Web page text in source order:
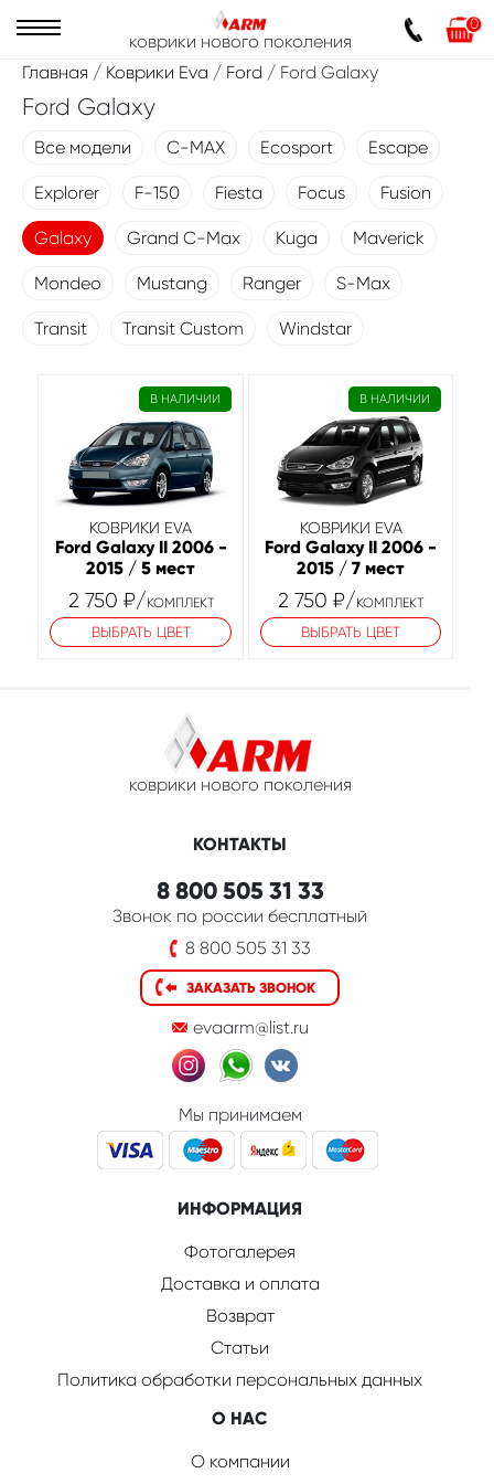
коврики нового поколения
0
Главная / Коврики Eva / Ford / Ford Galaxy
Ford Galaxy
Все модели C-MAX Ecosport Escape
Explorer F-150 Fiesta Focus Fusion
Galaxy Grand C-Max Kuga Maverick
Mondeo Mustang Ranger S-Max
Transit Transit Custom Windstar
В НАЛИЧИИ
КОВРИКИ EVA
Ford Galaxy II 2006 -
2015 / 5 мест
2 750 ₽/КОМПЛЕКТ
ВЫБРАТЬ ЦВЕТ
В НАЛИЧИИ
КОВРИКИ EVA
Ford Galaxy II 2006 -
2015 / 7 мест
2 750₽/КОМПЛЕКТ
ВЫБРАТЬ ЦВЕТ
коврики нового поколения
КОНТАКТЫ
8 800 505 31 33
Звонок по россии бесплатный
8 800 505 31 33
ЗАКАЗАТЬ ЗВОНОК
evaarm@list.ru
Мы принимаем
ИНФОРМАЦИЯ
Фотогалерея
Доставка и оплата
Возврат
Статьи
Политика обработки персональных данных
О НАС
О компании